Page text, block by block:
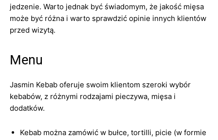
jedzenie. Warto jednak być świadomym, że jakość mięsa
może być różna i warto sprawdzić opinie innych klientów
przed wizytą.
Menu
Jasmin Kebab oferuje swoim klientom szeroki wybór
kebabów, z różnymi rodzajami pieczywa, mięsa i
dodatków.
Kebab można zamówić w bułce, tortilli, picie (w formie